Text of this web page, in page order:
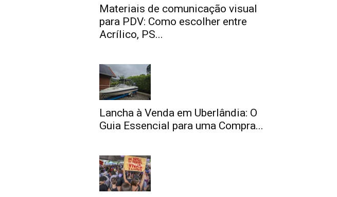
Materiais de comunicação visual
para PDV: Como escolher entre
Acrílico, PS...
Lancha à Venda em Uberlândia: O
Guia Essencial para uma Compra...